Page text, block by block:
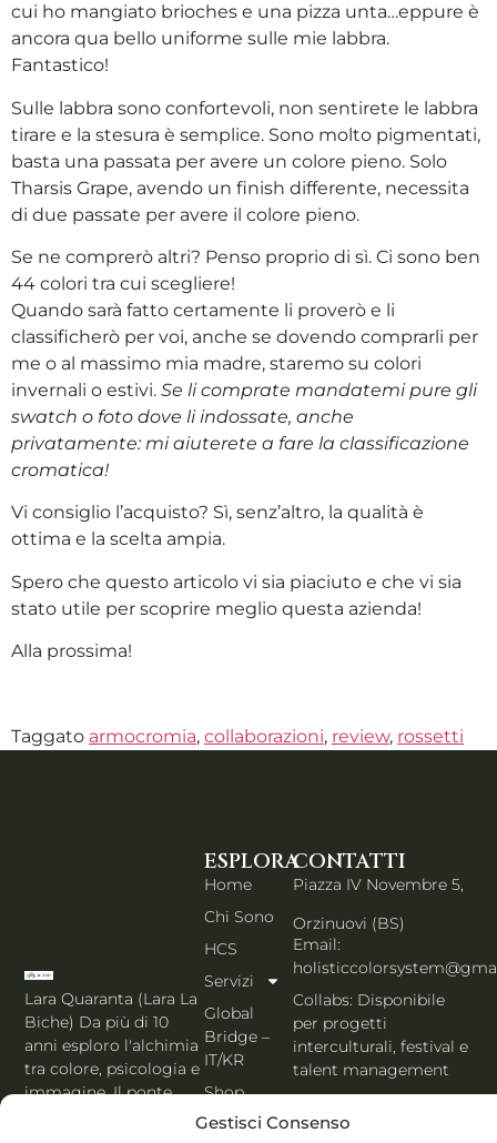
Gestisci Consenso
cui ho mangiato brioches e una pizza unta…eppure è
ancora qua bello uniforme sulle mie labbra.
Fantastico!
Sulle labbra sono confortevoli, non sentirete le labbra
tirare e la stesura è semplice. Sono molto pigmentati,
basta una passata per avere un colore pieno. Solo
Tharsis Grape, avendo un finish differente, necessita
di due passate per avere il colore pieno.
Se ne comprerò altri? Penso proprio di sì. Ci sono ben
44 colori tra cui scegliere!
Quando sarà fatto certamente li proverò e li
classificherò per voi, anche se dovendo comprarli per
me o al massimo mia madre, staremo su colori
invernali o estivi. Se li comprate mandatemi pure gli
swatch o foto dove li indossate, anche
privatamente: mi aiuterete a fare la classificazione
cromatica!
Vi consiglio l’acquisto? Sì, senz’altro, la qualità è
ottima e la scelta ampia.
Spero che questo articolo vi sia piaciuto e che vi sia
stato utile per scoprire meglio questa azienda!
Alla prossima!
Taggato armocromia, collaborazioni, review, rossetti
Lara Quaranta (Lara La
Biche) Da più di 10
anni esploro l'alchimia
tra colore, psicologia e
immagine. Il ponte
che unisce l'estetica di
ESPLORA
Home
Chi Sono
HCS
Servizi
Global
Bridge –
IT/KR
Shop
Blog
CONTATTI
Piazza IV Novembre 5,
Orzinuovi (BS)
Email:
Collabs: Disponibile
per progetti
interculturali, festival e
talent management